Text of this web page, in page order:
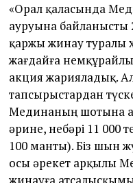
«Орал қаласында
ауруына байланысты
қаржы жинау туралы
жағдайға
акция жарияладық.
тапсырыстардан
Мединаның шотына
әрине, небәрі 11 000
100 манты). Біз шын
осы әрекет арқылы